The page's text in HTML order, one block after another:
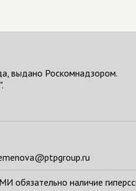
выдано Роскомнадзором.
обязательно наличие